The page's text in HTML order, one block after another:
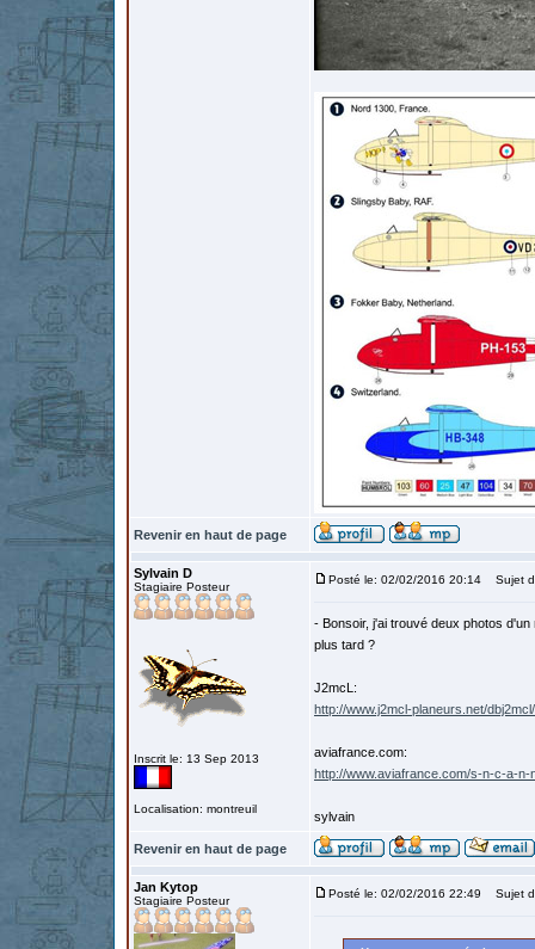
Revenir en haut de page
Sylvain D
Stagiaire Posteur
Inscrit le: 13 Sep 2013
Localisation: montreuil
Posté le: 02/02/2016 20:14 Sujet
- Bonsoir, j'ai trouvé deux photos
plus tard ?
J2mcL:
http://www.j2mcl-planeurs.net/
aviafrance.com:
http://www.aviafrance.com/s-n-c-a-
sylvain
Revenir en haut de page
Jan Kytop
Stagiaire Posteur
Posté le: 02/02/2016 22:49 Sujet